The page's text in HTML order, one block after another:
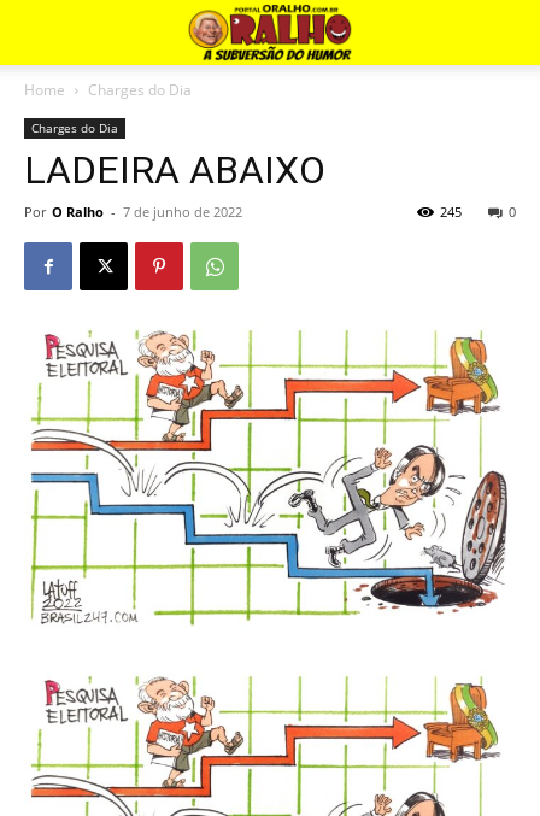
Home Charges do Dia
Charges do Dia
LADEIRA ABAIXO
Por O Ralho - 7 de junho de 2022 0
245